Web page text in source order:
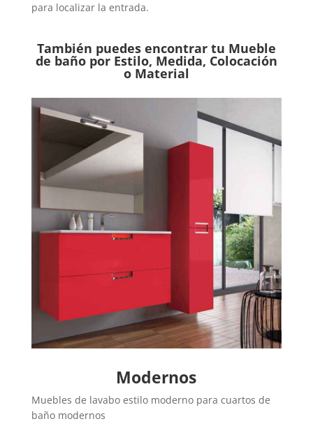
para localizar la entrada.
También puedes encontrar tu Mueble
de baño por Estilo, Medida, Colocación
o Material
Modernos
Muebles de lavabo estilo moderno para cuartos de
baño modernos